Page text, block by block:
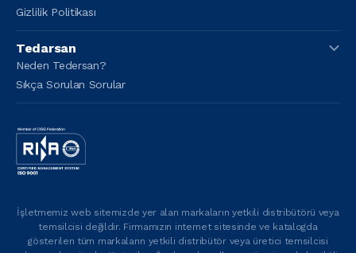
Gizlilik Politikası
Tedarsan
Neden Tedersan?
Sıkça Sorulan Sorular
İşletmemiz web sitemizde yer alan markaların yetkili distribütörü veya
temsilcisi değildir. Firmamızın internet sitesinde ve katalogda
gösterilen tüm markaların yetkili distribütör veya üretici temsilcisi